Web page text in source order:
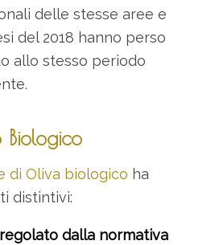
delle stesse aree e
del 2018 hanno perso
allo stesso periodo
Biologico
di Oliva biologico ha
distintivi:
regolato dalla normativa